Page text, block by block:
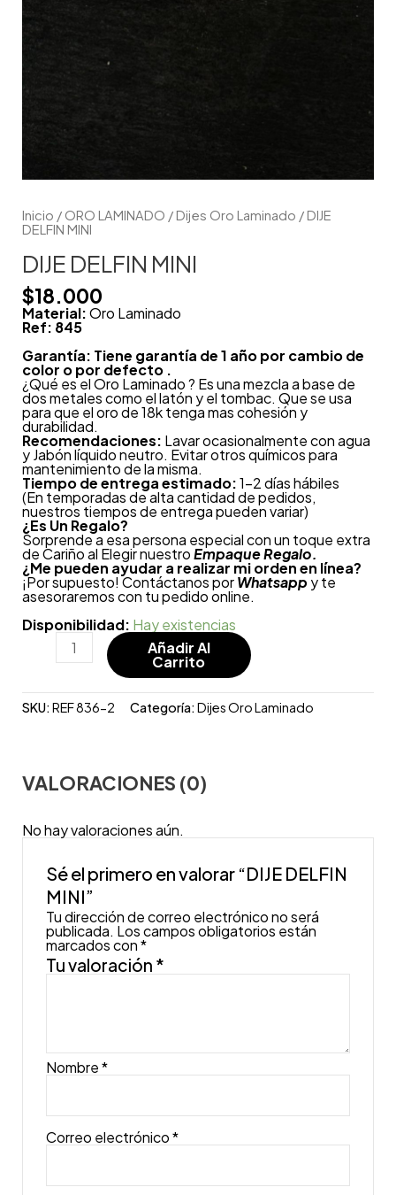
Inicio / ORO LAMINADO /Dijes Oro Laminado / DIJE
DELFIN MINI
DIJE DELFIN MINI
$18.000
Material:Oro Laminado
Ref: 845
Garantía: Tiene garantía de 1 año por cambio de
color o por defecto .
¿Qué es el Oro Laminado ? Es una mezcla a base de
dos metales como el latón y el tombac. Que se usa
para que el oro de 18k tenga mas cohesión y
durabilidad.
Recomendaciones: Lavar ocasionalmente con agua
y Jabón líquido neutro. Evitar otros químicos para
mantenimiento de la misma.
Tiempo de entrega estimado:1-2 días hábiles
(En temporadas de alta cantidad de pedidos,
nuestros tiempos de entrega pueden variar)
¿Es Un Regalo?
Sorprende a esa persona especial con un toque extra
de Cariño al Elegir nuestroEmpaque Regalo.
¿Me pueden ayudar a realizar mi orden en línea?
¡Por supuesto! Contáctanos porWhatsapp y te
asesoraremos con tu pedido online.
Disponibilidad: Hay existencias
Añadir Al
Carrito
SKU:REF 836-2 Categoría:Dijes Oro Laminado
VALORACIONES (0)
No hay valoraciones aún.
Sé el primero en valorar “DIJE DELFIN
MINI”
Tu dirección de correo electrónico no será
publicada. Los campos obligatorios están
marcados con*
Tu valoración *
Nombre*
Correo electrónico*